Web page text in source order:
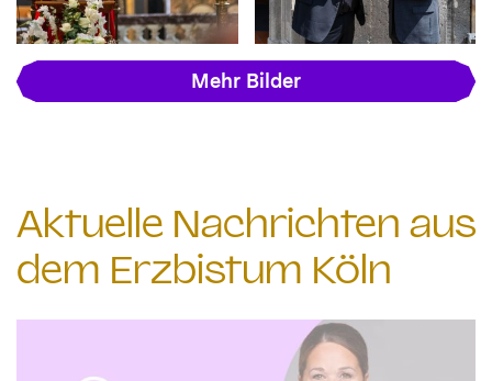
Mehr Bilder
Aktuelle Nachrichten aus
dem Erzbistum Köln